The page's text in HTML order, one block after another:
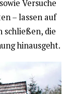
Versuche
– lassen auf
schließen, die
hinausgeht.